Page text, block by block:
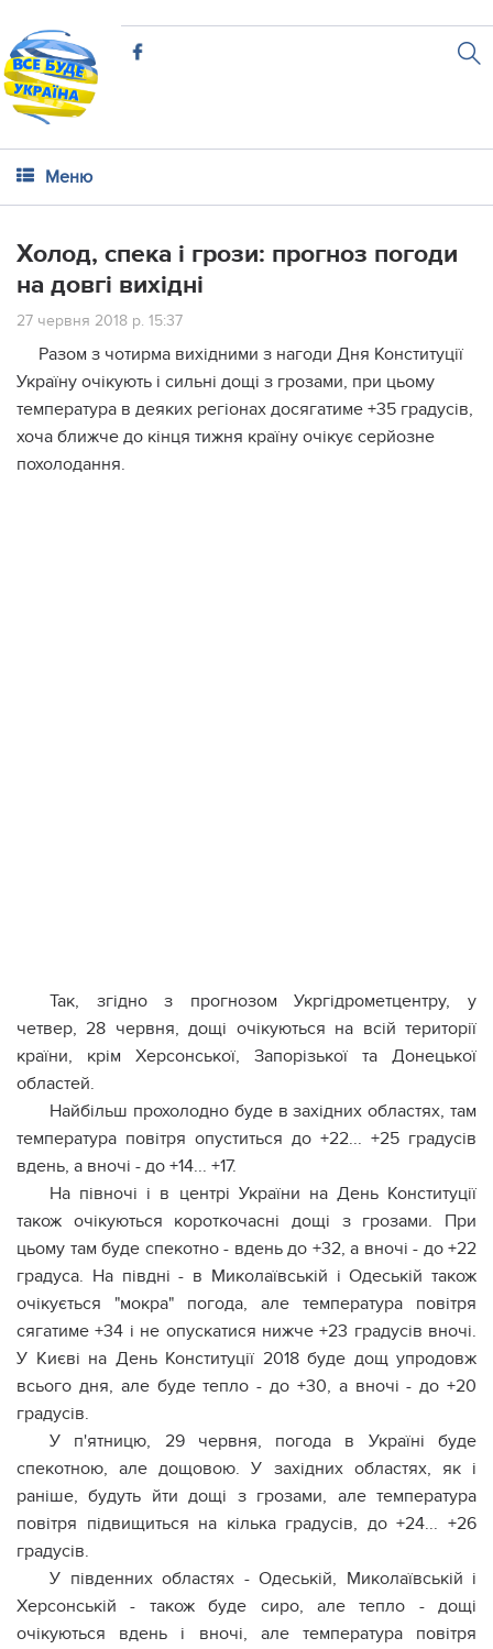
Меню
Холод, спека і грози: прогноз погоди
на довгі вихідні
27 червня 2018 р. 15:37
Разом з чотирма вихідними з нагоди Дня Конституції
Україну очікують і сильні дощі з грозами, при цьому
температура в деяких регіонах досягатиме +35 градусів,
хоча ближче до кінця тижня країну очікує серйозне
похолодання.
Так, згідно з прогнозом Укргідрометцентру, у
четвер, 28 червня, дощі очікуються на всій території
країни, крім Херсонської, Запорізької та Донецької
областей.
Найбільш прохолодно буде в західних областях, там
температура повітря опуститься до +22... +25 градусів
вдень, а вночі - до +14... +17.
На півночі і в центрі України на День Конституції
також очікуються короткочасні дощі з грозами. При
цьому там буде спекотно - вдень до +32, а вночі - до +22
градуса. На півдні - в Миколаївській і Одеській також
очікується "мокра" погода, але температура повітря
сягатиме +34 і не опускатися нижче +23 градусів вночі.
У Києві на День Конституції 2018 буде дощ упродовж
всього дня, але буде тепло - до +30, а вночі - до +20
градусів.
У п'ятницю, 29 червня, погода в Україні буде
спекотною, але дощовою. У західних областях, як і
раніше, будуть йти дощі з грозами, але температура
повітря підвищиться на кілька градусів, до +24... +26
градусів.
У південних областях - Одеській, Миколаївській і
Херсонській - також буде сиро, але тепло - дощі
очікуються вдень і вночі, але температура повітря